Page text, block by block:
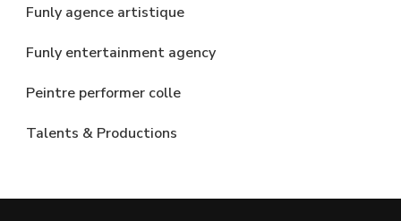
Funly agence artistique
Funly entertainment agency
Peintre performer colle
Talents & Productions